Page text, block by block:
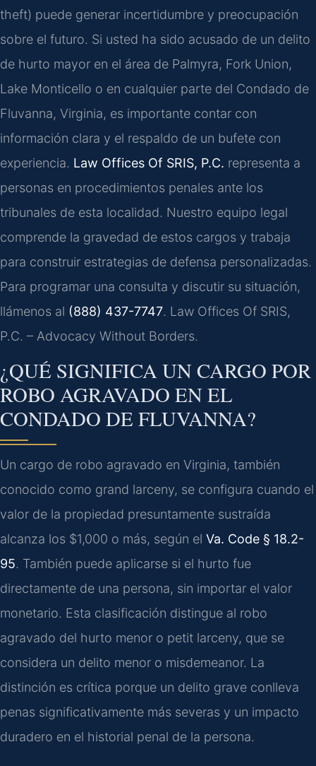
theft) puede generar incertidumbre y preocupación
sobre el futuro. Si usted ha sido acusado de un delito
de hurto mayor en el área de Palmyra, Fork Union,
Lake Monticello o en cualquier parte del Condado de
Fluvanna, Virginia, es importante contar con
información clara y el respaldo de un bufete con
experiencia. Law Offices Of SRIS, P.C. representa a
personas en procedimientos penales ante los
tribunales de esta localidad. Nuestro equipo legal
comprende la gravedad de estos cargos y trabaja
para construir estrategias de defensa personalizadas.
Para programar una consulta y discutir su situación,
llámenos al (888) 437-7747. Law Offices Of SRIS,
P.C. – Advocacy Without Borders.
¿QUÉ SIGNIFICA UN CARGO POR
ROBO AGRAVADO EN EL
CONDADO DE FLUVANNA?
Un cargo de robo agravado en Virginia, también
conocido como grand larceny, se configura cuando el
valor de la propiedad presuntamente sustraída
alcanza los $1,000 o más, según el Va. Code § 18.2-
95. También puede aplicarse si el hurto fue
directamente de una persona, sin importar el valor
monetario. Esta clasificación distingue al robo
agravado del hurto menor o petit larceny, que se
considera un delito menor o misdemeanor. La
distinción es crítica porque un delito grave conlleva
penas significativamente más severas y un impacto
duradero en el historial penal de la persona.